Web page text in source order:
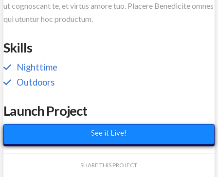
ut cognoscant te, et virtus amore tuo. Placere Benedicite omnes
qui utuntur hoc productum.
Skills
Nighttime
Outdoors
Launch Project
See it Live!
SHARE THIS PROJECT